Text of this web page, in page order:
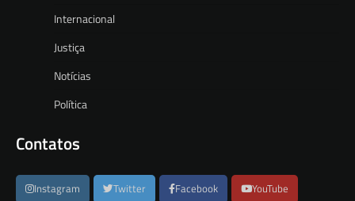
Internacional
Justiça
Notícias
Política
Contatos
Instagram Twitter Facebook YouTube